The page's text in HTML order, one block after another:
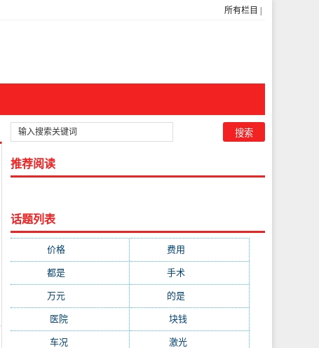
所有栏目
推荐阅读
话题列表
价格 费用
都是 手术(1536)
万元 的是(1059)
医院(647) 块钱
车况(582) 激光